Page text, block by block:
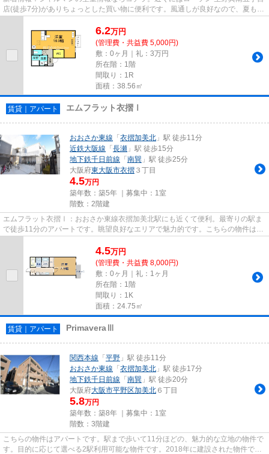
店(徒歩7分)がありちょっとした買い物に便利です。風通しが良好なので、夏も涼
しい風がはいってきます。...
6.2万円
(管理費・共益費 5,000円)
敷：0ヶ月｜礼：3万円
所在階：1階
間取り：1R
面積：38.56㎡
賃貸｜アパート エムフラット衣摺Ⅰ
おおさか東線 「衣摺加美北 」駅 徒歩11分
近鉄大阪線 「長瀬 」駅 徒歩15分
地下鉄千日前線 「南巽 」駅 徒歩25分
大阪府東大阪市衣摺 ３丁目
4.5万円
築年数：築5年 ｜募集中： 1室
階数：2階建
エムフラット衣摺Ⅰ：おおさか東線衣摺加美北駅にも近くて便利。最寄りの駅ま
で徒歩11分のアパートです。眺望良好なエリアで魅力的です。こちらの物件はア
パートです。東大阪市エリアに...
4.5万円
(管理費・共益費 8,000円)
敷：0ヶ月｜礼：1ヶ月
所在階：1階
間取り：1K
面積：24.75㎡
賃貸｜アパート PrimaveraⅢ
関西本線 「平野 」駅 徒歩11分
おおさか東線 「衣摺加美北 」駅 徒歩17分
地下鉄千日前線 「南巽 」駅 徒歩20分
大阪府大阪市平野区加美北 ６丁目
5.8万円
築年数：築8年 ｜募集中： 1室
階数：3階建
こちらの物件はアパートです。駅まで歩いて11分ほどの、魅力的な立地の物件で
す。目的に応じて選べる2駅利用可能な物件です。2018年に建設された物件で